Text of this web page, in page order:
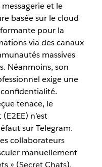
et le
basée sur le cloud
pour la
via des canaux
massives
Néanmoins, son
exige une
tenace, le
n’est
sur Telegram.
collaborateurs
manuellement
» (Secret Chats).